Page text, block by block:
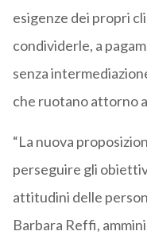
esigenze dei propri
condividerle, a
senza
che ruotano attorno
“La nuova
perseguire gli
attitudini delle
Barbara Reffi,